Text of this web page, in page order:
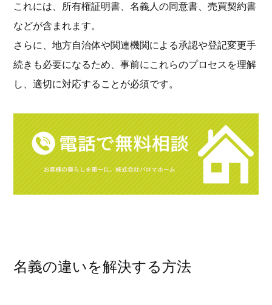
これには、所有権証明書、名義人の同意書、売買契約書
などが含まれます。
さらに、地方自治体や関連機関による承認や登記変更手
続きも必要になるため、事前にこれらのプロセスを理解
し、適切に対応することが必須です。
名義の違いを解決する方法